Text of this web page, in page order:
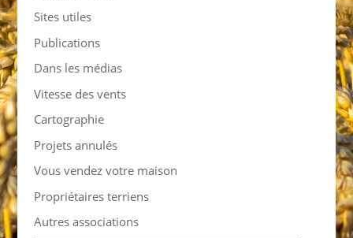
Sites utiles
Publications
Dans les médias
Vitesse des vents
Cartographie
Projets annulés
Vous vendez votre maison
Propriétaires terriens
Autres associations